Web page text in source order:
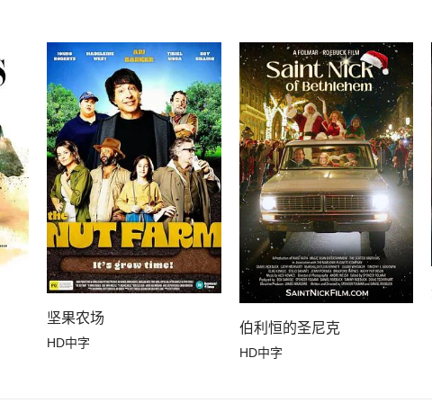
坚果农场
HD中字
伯利恒的圣尼克
HD中字